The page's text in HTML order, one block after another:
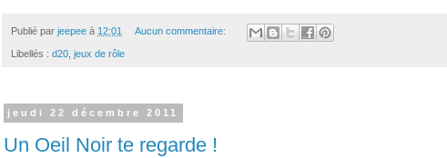
Publié par jeepee à 12:01 Aucun commentaire:
Libellés : d20 jeux de rôle
jeudi 22 décembre 2011
Un Oeil Noir te regarde !